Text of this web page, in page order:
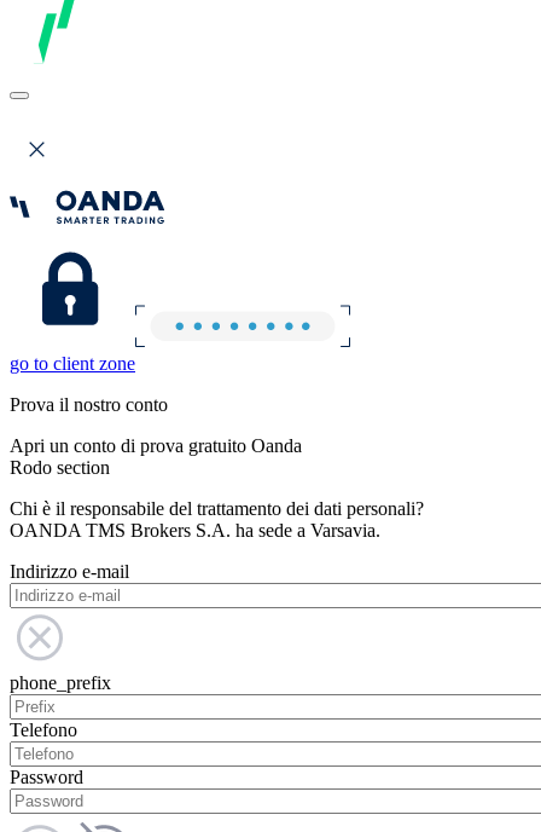
go to client zone
Prova il nostro conto
Apri un conto di prova gratuito Oanda
Rodo section
Chi è il responsabile del trattamento dei dati personali?
OANDA TMS Brokers S.A. ha sede a Varsavia.
Indirizzo e-mail
phone_prefix
Telefono
Password